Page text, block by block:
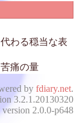
わる穏当な表
痛の量
by fdiary.net.
3.2.1.20130320
version 2.0.0-p648